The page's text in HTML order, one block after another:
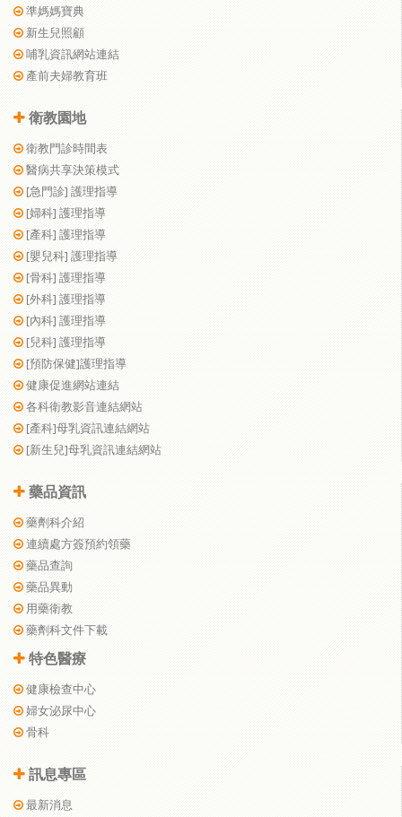
準媽媽寶典
新生兒照顧
哺乳資訊網站連結
產前夫婦教育班
衛教園地
衛教門診時間表
醫病共享決策模式
[急門診] 護理指導
[婦科] 護理指導
[產科] 護理指導
[嬰兒科] 護理指導
[骨科] 護理指導
[外科] 護理指導
[內科] 護理指導
[兒科] 護理指導
[預防保健]護理指導
健康促進網站連結
各科衛教影音連結網站
[產科]母乳資訊連結網站
[新生兒]母乳資訊連結網站
藥品資訊
藥劑科介紹
連續處方簽預約領藥
藥品查詢
藥品異動
用藥衛教
藥劑科文件下載
特色醫療
健康檢查中心
婦女泌尿中心
骨科
訊息專區
最新消息